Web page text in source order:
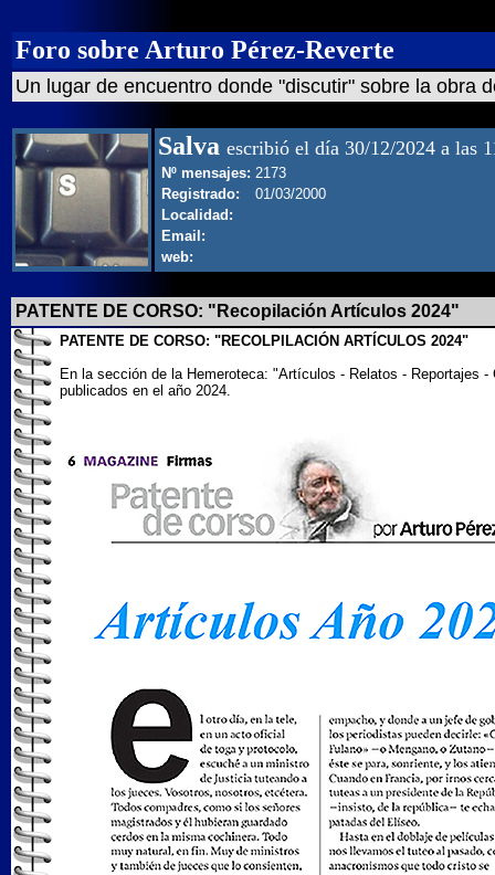
Foro sobre Arturo Pérez-Reverte
Un lugar de encuentro donde "discutir" sobre la obra
Salva escribió el día 30/12/2024 a las
Nº mensajes: 2173
Registrado:
01/03/2000
Localidad:
Email:
web:
PATENTE DE CORSO: "Recopilación Artículos 2024"
PATENTE DE CORSO: "RECOLPILACIÓN ARTÍCULOS 2024"
En la sección de la Hemeroteca: "Artículos - Relatos - Reportajes
publicados en el año 2024.